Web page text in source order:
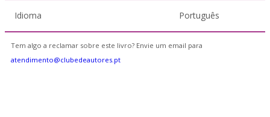
Idioma Português
Tem algo a reclamar sobre este livro? Envie um email para
atendimento@clubedeautores.pt